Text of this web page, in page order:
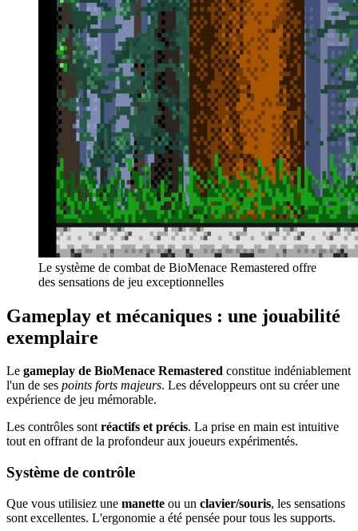
Le système de combat de BioMenace Remastered offre
des sensations de jeu exceptionnelles
Gameplay et mécaniques : une jouabilité
exemplaire
Le gameplay de BioMenace Remastered constitue indéniablement
l'un de ses points forts majeurs. Les développeurs ont su créer une
expérience de jeu mémorable.
Les contrôles sontréactifs et précis. La prise en main est intuitive
tout en offrant de la profondeur aux joueurs expérimentés.
Système de contrôle
Que vous utilisiez une manette ou un clavier/souris, les sensations
sont excellentes. L'ergonomie a été pensée pour tous les supports.